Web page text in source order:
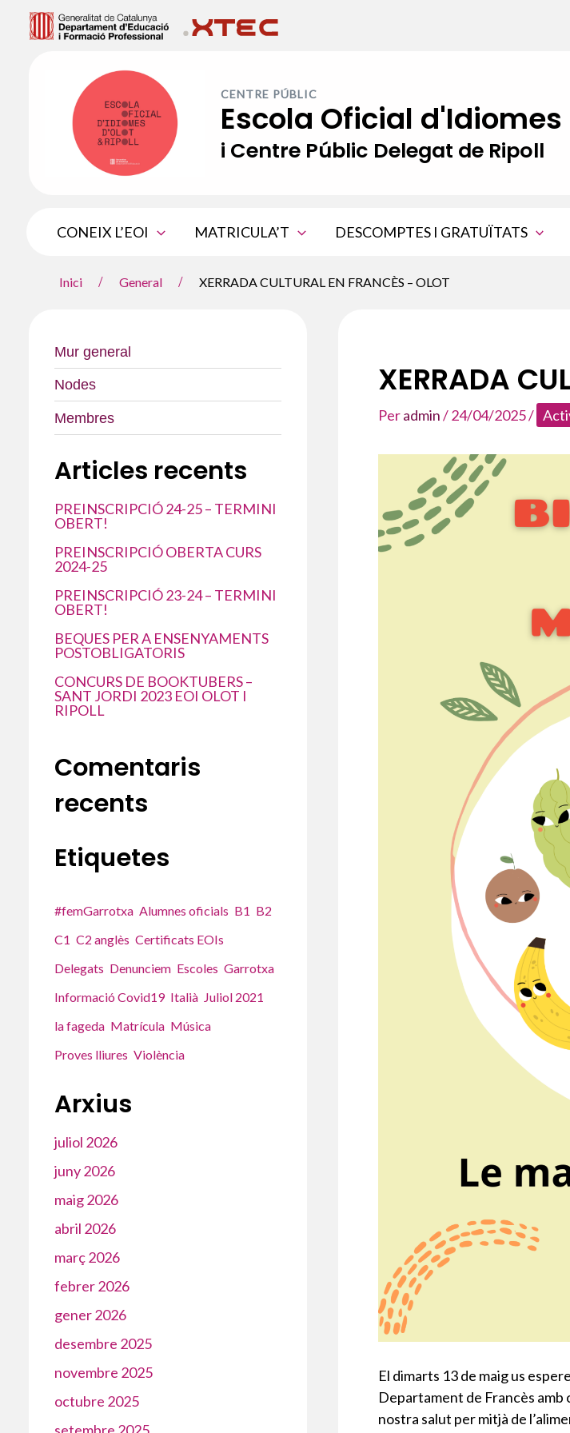
CENTRE PÚBLIC
Escola Oficial
i Centre Públic Delegat de Ripoll
CONEIX L’EOI MATRICULA’T DESCOMPTES I GRATUÏTATS
Inici General XERRADA CULTURAL EN FRANCÈS – OLOT
Mur general
Nodes
Membres
Articles recents
PREINSCRIPCIÓ 24-25 – TERMINI
OBERT!
PREINSCRIPCIÓ OBERTA CURS
2024-25
PREINSCRIPCIÓ 23-24 – TERMINI
OBERT!
BEQUES PER A ENSENYAMENTS
POSTOBLIGATORIS
CONCURS DE BOOKTUBERS –
SANT JORDI 2023 EOI OLOT I
RIPOLL
Comentaris
recents
Etiquetes
#femGarrotxa Alumnes oficials B1 B2
C1 C2 anglès Certificats EOIs
Delegats Denunciem Escoles Garrotxa
Informació Covid19 Italià Juliol 2021
la fageda Matrícula Música
Proves lliures Violència
Arxius
juliol 2026
juny 2026
maig 2026
abril 2026
març 2026
febrer 2026
gener 2026
desembre 2025
novembre 2025
octubre 2025
XERRADA
Peradmin/24/04/2025/
El dimarts 13 de maig us
Departament de Francès amb
nostra salut per mitjà de